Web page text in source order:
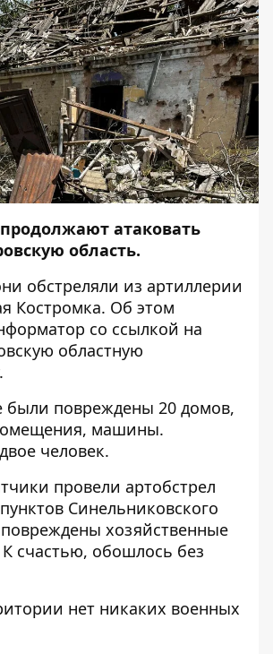
атаковать
область.
обстреляли из артиллерии
Костромка. Об этом
со ссылкой на
областную
были повреждены 20 домов,
машины.
человек.
провели артобстрел
Синельниковского
хозяйственные
счастью, обошлось без
нет никаких военных